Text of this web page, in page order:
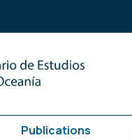
Publications